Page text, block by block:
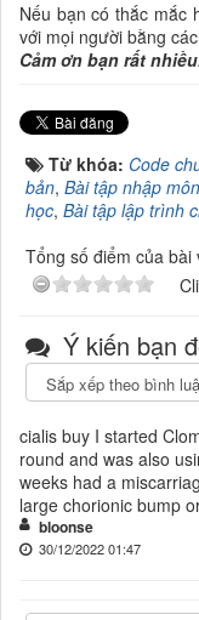
Nếu bạn có thắc mắc
với mọi người bằng
Cảm ơn bạn rất
Từ khóa: Code
bản, Bài tập nhập
học, Bài tập lập trình
Tổng số điểm của
Ý kiến bạn
cialis buy I started
round and was also
weeks had a
large chorionic bump
bloonse
30/12/2022 01:47